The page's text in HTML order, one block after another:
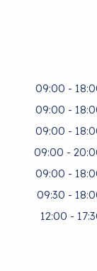
09:00 -
09:00 -
09:00 -
09:00 -
09:00 -
09:30 -
12:00 -